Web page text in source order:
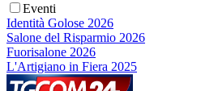
Eventi
Identità Golose 2026
Salone del Risparmio 2026
Fuorisalone 2026
L'Artigiano in Fiera 2025